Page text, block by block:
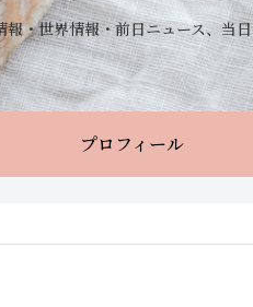
報・世界情報・前日ニュース、当
プロフィール